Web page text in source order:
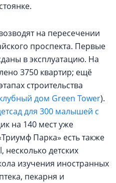
на пересечении
проспекта. Первые
в эксплуатацию. На
3750 квартир; ещё
строительства
дом Green Tower).
для 300 малышей с
на 140 мест уже
Парка» есть также
несколько детских
изучения иностранных
пекарня и